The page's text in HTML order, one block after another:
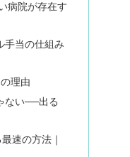
病院が存在す
手当の仕組み
理由
ない──出る
速の方法｜